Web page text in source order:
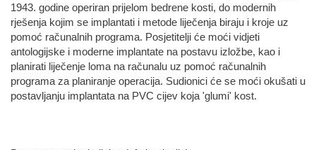
1943. godine operiran prijelom bedrene kosti, do modernih
rješenja kojim se implantati i metode liječenja biraju i kroje uz
pomoć računalnih programa. Posjetitelji će moći vidjeti
antologijske i moderne implantate na postavu izložbe, kao i
planirati liječenje loma na računalu uz pomoć računalnih
programa za planiranje operacija. Sudionici će se moći okušati u
postavljanju implantata na PVC cijev koja 'glumi' kost.